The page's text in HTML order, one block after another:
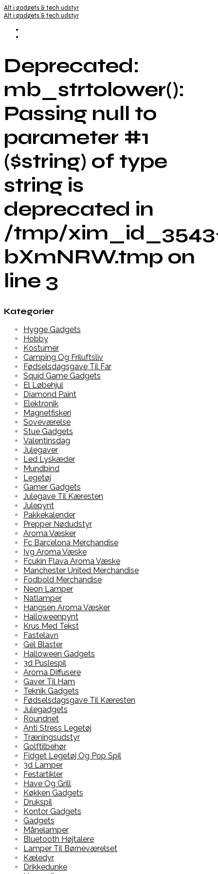
Alt i gadgets & tech udstyr
Alt i gadgets & tech udstyr
Deprecated:
mb_strtolower():
Passing null to
parameter #1
($string) of type
string is
deprecated in
/tmp/
bXmNRW.tmp on
line 3
Kategorier
Hygge Gadgets
Hobby
Kostumer
Camping Og Friluftsliv
Fødselsdagsgave Til Far
Squid Game Gadgets
El Løbehjul
Diamond Paint
Elektronik
Magnetfiskeri
Soveværelse
Stue Gadgets
Valentinsdag
Julegaver
Led Lyskæder
Mundbind
Legetøj
Gamer Gadgets
Julegave Til Kæresten
Julepynt
Pakkekalender
Prepper Nødudstyr
Aroma Væsker
Fc Barcelona Merchandise
Ivg Aroma Væske
Fcukin Flava Aroma Væske
Manchester United Merchandise
Fodbold Merchandise
Neon Lamper
Natlamper
Hangsen Aroma Væsker
Halloweenpynt
Krus Med Tekst
Fastelavn
Gel Blaster
Halloween Gadgets
3d Puslespil
Aroma Diffusere
Gaver Til Ham
Teknik Gadgets
Fødselsdagsgave Til Kæresten
Julegadgets
Roundnet
Anti Stress Legetøj
Træningsudstyr
Golftilbehør
Fidget Legetøj Og Pop Spil
3d Lamper
Festartikler
Have Og Grill
Køkken Gadgets
Drukspil
Kontor Gadgets
Gadgets
Månelamper
Bluetooth Højtalere
Lamper Til Børneværelset
Kæledyr
Drikkedunke